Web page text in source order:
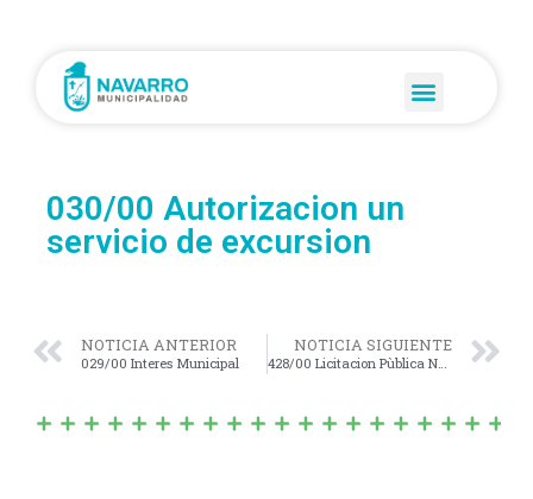
030/00 Autorizacion un
servicio de excursion
NOTICIA ANTERIOR
029/00 Interes Municipal
NOTICIA SIGUIENTE
428/00 Licitacion Pùblica Nº 1/97